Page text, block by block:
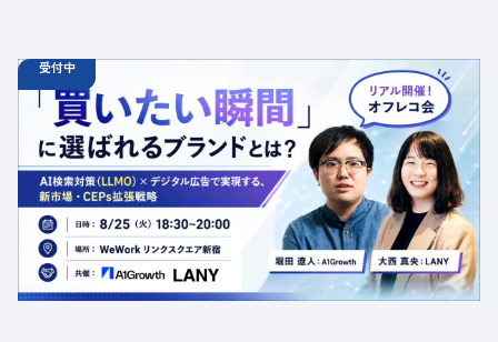
受付中
オフラインイベント 18:30 - 20:00
【オフラインイベント】「買いたい瞬間」に選ばれるブラ
ンドとは？AI検索対策（LLMO）×デジタル広告で実現す
る、新市場・CEPs拡張戦略
定員数：50名
金額：無料
場所：東京都渋谷区千駄ヶ谷5-27-5 リンクスクエア新宿16F
WeWork内 最寄り：新宿駅・代々木駅・新宿三丁目駅
交流会 共催 AI LLMO デジタルマーケティング トレンド 採用イベント 広告